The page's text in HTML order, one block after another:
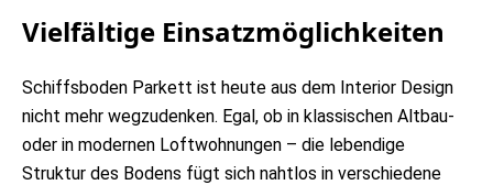
Vielfältige Einsatzmöglichkeiten
Schiffsboden Parkett ist heute aus dem Interior Design
nicht mehr wegzudenken. Egal, ob in klassischen Altbau-
oder in modernen Loftwohnungen – die lebendige
Struktur des Bodens fügt sich nahtlos in verschiedene